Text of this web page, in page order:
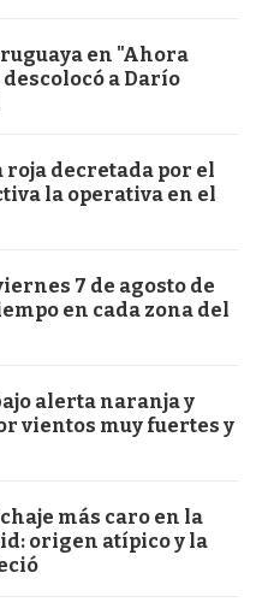
en "Ahora
a Darío
decretada por el
la operativa en el
7 de agosto de
en cada zona del
alerta naranja y
vientos muy fuertes y
más caro en la
origen atípico y la